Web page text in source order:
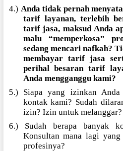
4.) Anda tidak pernah
tarif layanan, terlebih
tarif jasa, maksud Anda
malu “memperkosa”
sedang mencari nafkah?
membayar tarif jasa
perihal besaran tarif
Anda mengganggu kami?
5.) Siapa yang izinkan Anda
kontak kami? Sudah
izin? Izin untuk melanggar?
6.) Sudah berapa banyak
Konsultan mana lagi yang
profesinya?